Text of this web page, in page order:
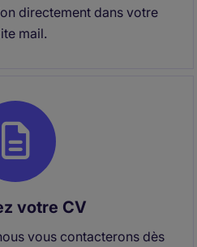
directement dans votre
mail.
votre CV
vous contacterons dès